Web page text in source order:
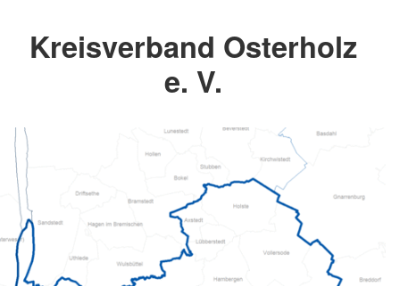
Kreisverband Osterholz
e. V.